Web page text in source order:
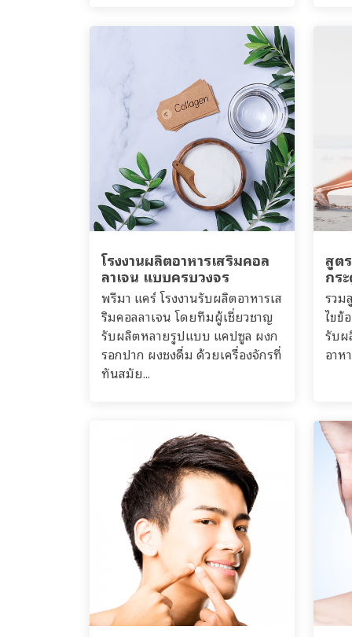
โรงงานผลิตอาหารเสริมคอล
ลาเจน แบบครบวงจร
พรีมา แคร์ โรงงานรับผลิตอาหารเส
ริมคอลลาเจน โดยทีมผู้เชี่ยวชาญ
รับผลิตหลายรูปแบบ แคปซูล ผงก
รอกปาก ผงชงดื่ม ด้วยเครื่องจักรที่
ทันสมัย...
สูต
กร
รวม
ไขข้
รับผ
อาห